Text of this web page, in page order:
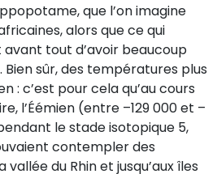
que l’on imagine
alors que ce qui
tout d’avoir beaucoup
Bien sûr, des températures plus
: c’est pour cela qu’au cours
l’Éémien (entre –129 000 et –
le stade isotopique 5,
contempler des
du Rhin et jusqu’aux îles